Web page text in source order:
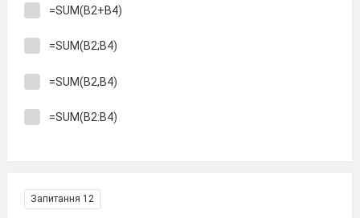
=SUM(B2+B4)
=SUM(B2;B4)
=SUM(B2,B4)
=SUM(B2:B4)
Запитання 12